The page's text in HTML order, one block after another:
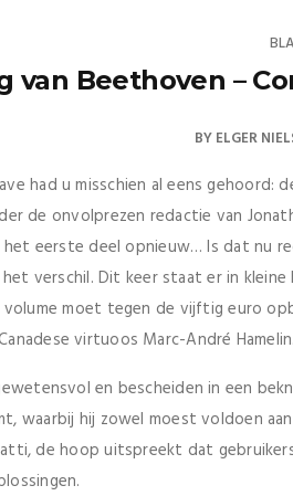
van Beethoven –
BYELGER
had u misschien al eens
de onvolprezen redactie van
eerste deel opnieuw… Is dat nu
verschil. Dit keer staat er in
volume moet tegen de vijftig euro
virtuoos Marc-André Hamelin.
en bescheiden in een
waarbij hij zowel moest voldoen
de hoop uitspreekt dat